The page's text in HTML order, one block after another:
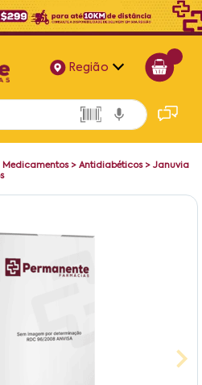
Região
Alagoas
Bahia
Medicamentos> Antidiabéticos> Januvia